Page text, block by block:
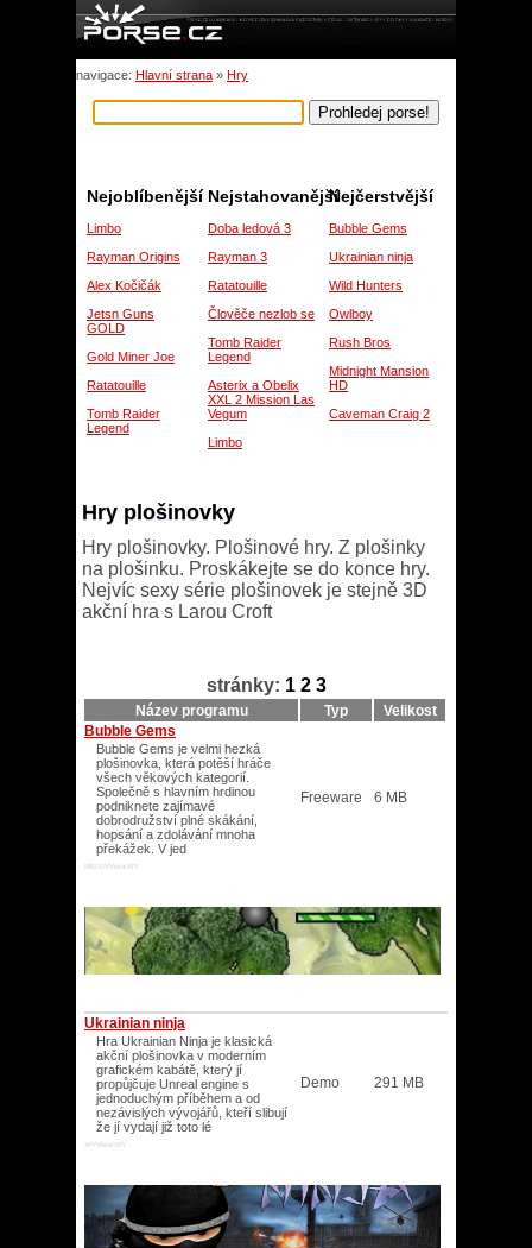
navigace: Hlavní strana » Hry
Nejčerstvější
Bubble Gems
Ukrainian ninja
Wild Hunters
Owlboy
Rush Bros
Midnight Mansion
HD
Caveman Craig 2
Nejstahovanější
Doba ledová 3
Rayman 3
Ratatouille
Člověče nezlob se
Tomb Raider
Legend
Asterix a Obelix
XXL 2 Mission Las
Vegum
Limbo
Nejoblíbenější
Limbo
Rayman Origins
Alex Kočičák
Jetsn Guns
GOLD
Gold Miner Joe
Ratatouille
Tomb Raider
Legend
Hry plošinovky
Hry plošinovky. Plošinové hry. Z plošinky
na plošinku. Proskákejte se do konce hry.
Nejvíc sexy série plošinovek je stejně 3D
akční hra s Larou Croft
stránky: 1 2 3
Název programu Typ
Velikost
Bubble Gems
Bubble Gems je velmi hezká
plošinovka, která potěší hráče
všech věkových kategorií.
Společně s hlavním hrdinou
podniknete zajímavé
dobrodružství plné skákání,
hopsání a zdolávání mnoha
překážek. V jed
ME/XP/Vista/XP/
Freeware 6 MB
Ukrainian ninja
Hra Ukrainian Ninja je klasická
akční plošinovka v moderním
grafickém kabátě, který jí
propůjčuje Unreal engine s
jednoduchým příběhem a od
nezávislých vývojářů, kteří slibují
že jí vydají již toto lé
XP/Vista/XP/
Demo 291 MB